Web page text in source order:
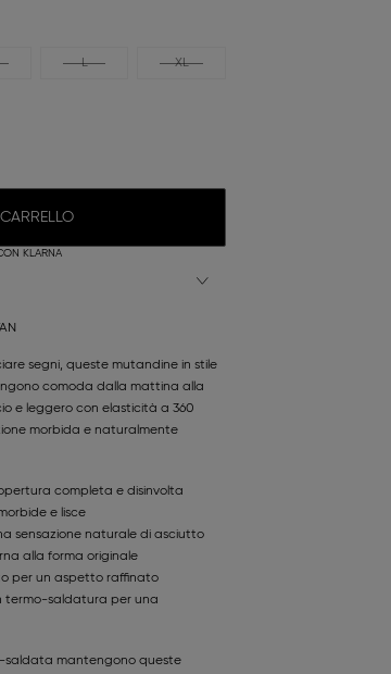
L XL
KLARNA
segni, queste mutandine in stile
comoda dalla mattina alla
e leggero con elasticità a 360
morbida e naturalmente
completa e disinvolta
e lisce
sensazione naturale di asciutto
alla forma originale
per un aspetto raffinato
termo-saldatura per una
saldata mantengono queste